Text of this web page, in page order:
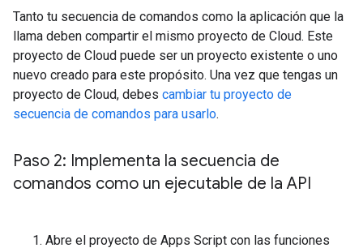
Tanto tu secuencia de comandos como la aplicación que la
llama deben compartir el mismo proyecto de Cloud. Este
proyecto de Cloud puede ser un proyecto existente o uno
nuevo creado para este propósito. Una vez que tengas un
proyecto de Cloud, debes cambiar tu proyecto de
secuencia de comandos para usarlo.
Paso 2: Implementa la secuencia de
comandos como un ejecutable de la API
Abre el proyecto de Apps Script con las funciones